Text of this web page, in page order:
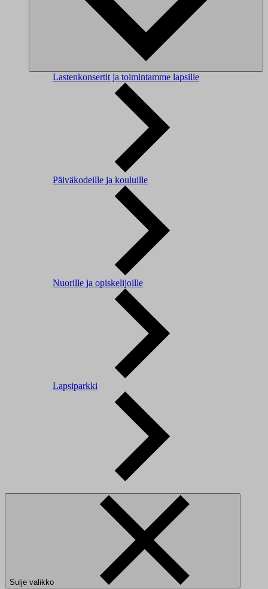
Lastenkonsertit ja toimintamme lapsille
Päiväkodeille ja kouluille
Nuorille ja opiskelijoille
Lapsiparkki
Sulje valikko